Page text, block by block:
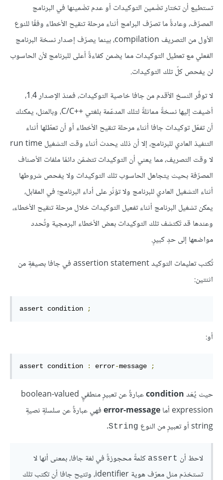
تستطيع أن تختار تضْمين التوكيدات أو عدم تضْمينها في البرنامج
المصرّف، وعادةً ما تصرّف البرامج أثناء مرحلة تنقيح الأخطاء وفقًا للنوع
الأول من التصريف compilation، بينما يصرّف إصدار نسخة البرنامج
الفعلي مع تعطيل التوكيدات مما يضمن كفاءةً أعلى للبرنامج لأن الحاسوب
لن يفحص كلّ تلك التوكيدات.
لا توفّر النسخ الأقدم من جافا خاصية التوكيدات، فمنذ الإصدار 1.4،
أضيفت إليها نسخةً مماثلةً لتلك المدعّمة بلغتي C/C++‎، وبالمثل، يمكنك
أن تفعّل توكيدات جافا أثناء مرحلة تنقيح الأخطاء أو أن تعطّلها أثناء
التنفيذ العادي للبرنامج، إلا أن ذلك يحدث أثناء وقت التشغيل run time
لا وقت التصريف، مما يعني أن التوكيدات تتضمّن دائمًا ملفات الأصناف
المصرّفة بحيث يتجاهل الحاسوب تلك التوكيدات ولا يفحص شروطها
أثناء التشغيل العادي للبرنامج ولا تؤثّر على أداء البرنامج؛ في المقابل،
يمكن تشغيل البرنامج أثناء تفعيل التوكيدات خلال مرحلة تنقيح الأخطاء،
وعندها قد تَكتشف تلك التوكيدات بعض الأخطاء البرمجية وتُحدد
مواضعها إلى حدٍ كبيرٍ.
تُكتب تعليمات التوكيد assertion statement في جافا بصيغةٍ من
اثنتين:
assert condition ;
أو:
assert condition : error-message ;
حيث يُعَدcondition
عبارةٌ عن تعبيرٍ منطقيٍ boolean-valued
expression أما
error-messageفهي عبارةٌ عن سلسلةٍ نصيةٍ
string أو تعبيرٍ من النوع
String
.
لاحظ أن assert كلمةً محجوزةً في لغة جافا، بمعنى أنها لا
تستخدَم مثل معرّف هوية identifier، وتتيح جافا أن تكتب تلك